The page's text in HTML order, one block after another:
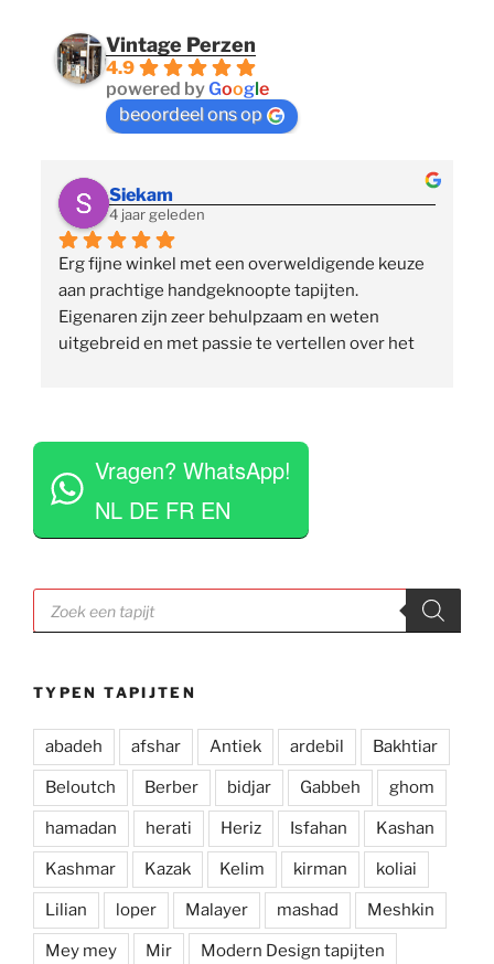
Vintage Perzen
4.9
powered byGoogle
beoordeel ons op
Siekam
4 jaar geleden
Erg fijne winkel met een overweldigende keuze
aan prachtige handgeknoopte tapijten.
Eigenaren zijn zeer behulpzaam en weten
uitgebreid en met passie te vertellen over het
tapijten voor je uit te rollen. Tegelijkertijd niet
opdringerig en geven je rustig de tijd om je
eigen keuze te maken. Tevens erg competitieve
prijzen. Al met al een zeer positieve ervaring en
Vragen? WhatsApp!
NL DE FR EN
Producten
zoeken
TYPEN TAPIJTEN
abadeh afshar Antiek ardebil Bakhtiar
Beloutch Berber bidjar Gabbeh ghom
hamadan herati Heriz Isfahan Kashan
Kashmar Kazak Kelim kirman koliai
Lilian loper Malayer mashad Meshkin
Mey mey Mir Modern Design tapijten